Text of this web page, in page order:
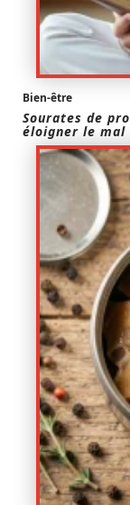
Bien-être
Sourates de
éloigner le mal